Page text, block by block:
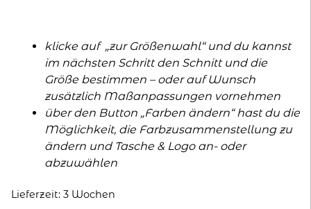
klicke auf „zur Größenwahl“ und du kannst
im nächsten Schritt den Schnitt und die
Größe bestimmen – oder auf Wunsch
zusätzlich Maßanpassungen vornehmen
über den Button „Farben ändern“ hast du die
Möglichkeit, die Farbzusammenstellung zu
ändern und Tasche & Logo an- oder
abzuwählen
Lieferzeit: 3 Wochen